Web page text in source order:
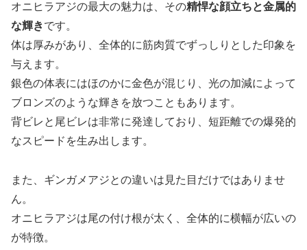
オニヒラアジの最大の魅力は、その精悍な顔立ちと金属的
な輝きです。
体は厚みがあり、全体的に筋肉質でずっしりとした印象を
与えます。
銀色の体表にはほのかに金色が混じり、光の加減によって
ブロンズのような輝きを放つこともあります。
背ビレと尾ビレは非常に発達しており、短距離での爆発的
なスピードを生み出します。
また、ギンガメアジとの違いは見た目だけではありませ
ん。
オニヒラアジは尾の付け根が太く、全体的に横幅が広いの
が特徴。